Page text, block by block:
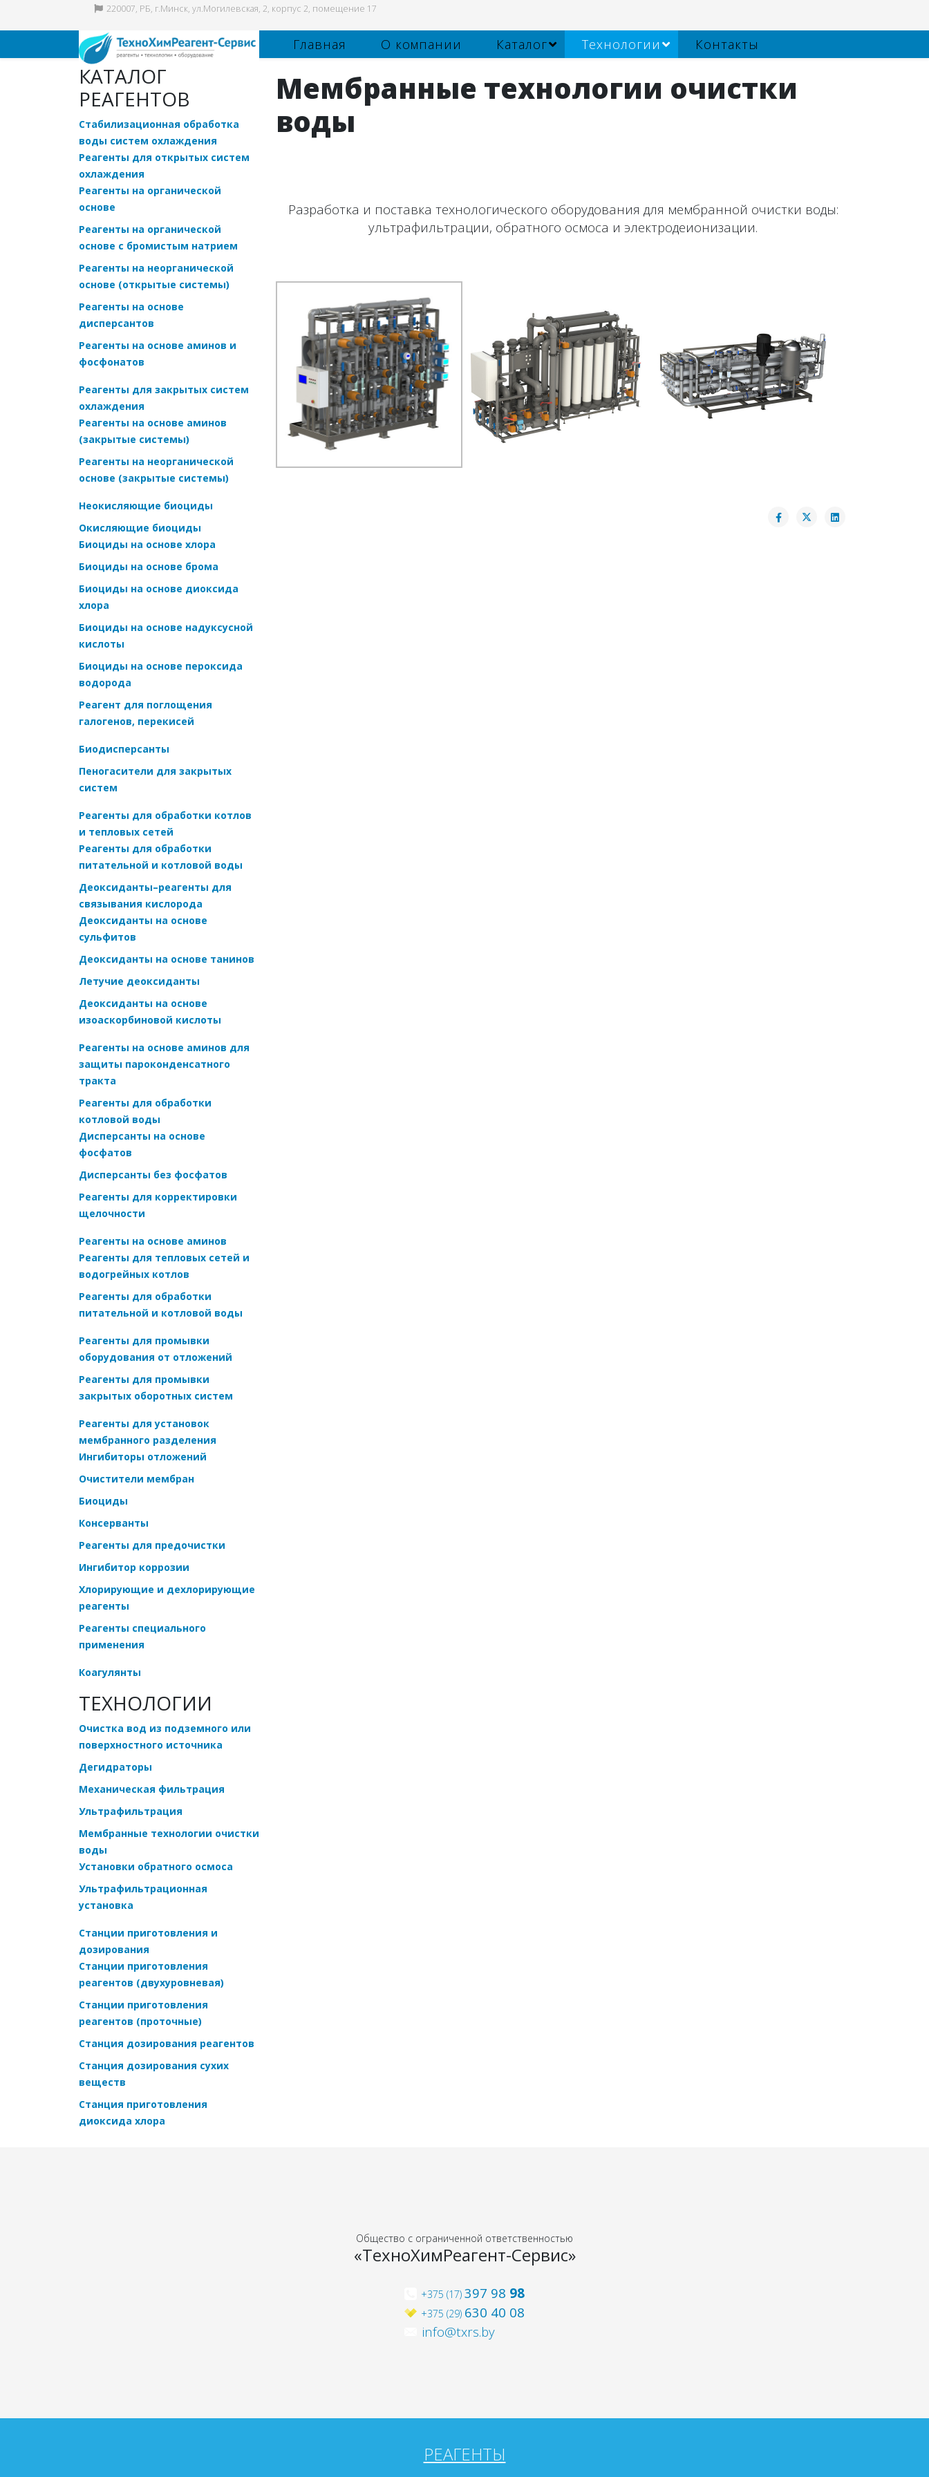
220007, РБ, г.Минск, ул.Могилевская, 2, корпус 2, помещение 17
Главная О компании Каталог Технологии Контакты
КАТАЛОГ
РЕАГЕНТОВ
Стабилизационная обработка
воды систем охлаждения
Реагенты для открытых систем
охлаждения
Реагенты на органической
основе
Реагенты на органической
основе с бромистым натрием
Реагенты на неорганической
основе (открытые системы)
Реагенты на основе
дисперсантов
Реагенты на основе аминов и
фосфонатов
Реагенты для закрытых систем
охлаждения
Реагенты на основе аминов
(закрытые системы)
Реагенты на неорганической
основе (закрытые системы)
Неокисляющие биоциды
Окисляющие биоциды
Биоциды на основе хлора
Биоциды на основе брома
Биоциды на основе диоксида
хлора
Биоциды на основе надуксусной
кислоты
Биоциды на основе пероксида
водорода
Реагент для поглощения
галогенов, перекисей
Биодисперсанты
Пеногасители для закрытых
систем
Реагенты для обработки котлов
и тепловых сетей
Реагенты для обработки
питательной и котловой воды
Деоксиданты–реагенты для
связывания кислорода
Деоксиданты на основе
сульфитов
Деоксиданты на основе танинов
Летучие деоксиданты
Деоксиданты на основе
изоаскорбиновой кислоты
Реагенты на основе аминов для
защиты пароконденсатного
тракта
Реагенты для обработки
котловой воды
Дисперсанты на основе
фосфатов
Дисперсанты без фосфатов
Реагенты для корректировки
щелочности
Реагенты на основе аминов
Реагенты для тепловых сетей и
водогрейных котлов
Реагенты для обработки
питательной и котловой воды
Реагенты для промывки
оборудования от отложений
Реагенты для промывки
закрытых оборотных систем
Реагенты для установок
мембранного разделения
Ингибиторы отложений
Очистители мембран
Биоциды
Консерванты
Реагенты для предочистки
Ингибитор коррозии
Хлорирующие и дехлорирующие
реагенты
Реагенты специального
применения
Коагулянты
ТЕХНОЛОГИИ
Очистка вод из подземного или
поверхностного источника
Дегидраторы
Механическая фильтрация
Ультрафильтрация
Мембранные технологии очистки
воды
Установки обратного осмоса
Ультрафильтрационная
установка
Станции приготовления и
дозирования
Станции приготовления
реагентов (двухуровневая)
Станции приготовления
реагентов (проточные)
Станция дозирования реагентов
Станция дозирования сухих
веществ
Станция приготовления
диоксида хлора
Мембранные технологии очистки
воды
Разработка и поставка технологического оборудования для мембранной очистки воды:
ультрафильтрации, обратного осмоса и электродеионизации.
Общество с ограниченной ответственностью
«ТехноХимРеагент-Сервис»
+375 (17) 397 98 98
+375 (29) 630 40 08
info@txrs.by
РЕАГЕНТЫ